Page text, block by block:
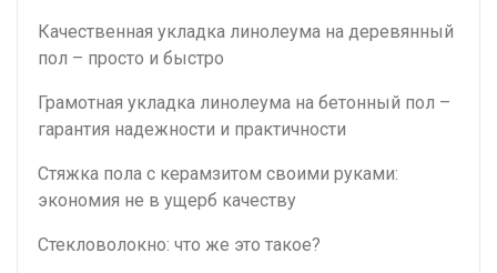
Качественная укладка линолеума на деревянный
пол – просто и быстро
Грамотная укладка линолеума на бетонный пол –
гарантия надежности и практичности
Стяжка пола с керамзитом своими руками:
экономия не в ущерб качеству
Стекловолокно: что же это такое?